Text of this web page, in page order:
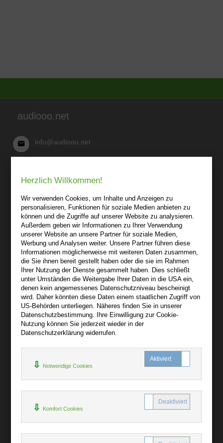
audiooo.net
info@audiooo.net
03 41-25 69 27 20
audiooo.net
Lindenthaler Straße 15
04155 Leipzig
Wir sind gerne für Sie persönlich da.
Über audiooo.net
AGB
Impressum
Widerruf
Datenschutz
Bibliotheksrabatt
MARC21-Datenimport
Herzlich Willkommen!
Wir verwenden Cookies, um Inhalte und Anzeigen zu
personalisieren, Funktionen für soziale Medien anbieten zu
können und die Zugriffe auf unserer Website zu analysieren.
Außerdem geben wir Informationen zu Ihrer Verwendung
unserer Website an unsere Partner für soziale Medien,
Werbung und Analysen weiter. Unsere Partner führen diese
Informationen möglicherweise mit weiteren Daten zusammen,
die Sie ihnen bereit gestellt haben oder die sie im Rahmen
Ihrer Nutzung der Dienste gesammelt haben. Dies schließt
unter Umständen die Weitergabe Ihrer Daten in die USA ein,
denen kein angemessenes Datenschutzniveau bescheinigt
wird. Daher könnten diese Daten einem staatlichen Zugriff von
US-Behörden unterliegen. Näheres finden Sie in unserer
Datenschutzbestimmung. Ihre Einwilligung zur Cookie-
Nutzung können Sie jederzeit wieder in der
Datenschutzerklärung widerrufen.
Notwendige Cookies
Komfort Cookies